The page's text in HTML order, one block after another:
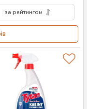
за рейтингом